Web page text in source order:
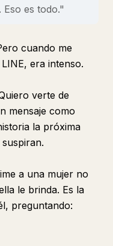
es todo."
cuando me
era intenso.
verte de
mensaje como
la próxima
a una mujer no
le brinda. Es la
preguntando: